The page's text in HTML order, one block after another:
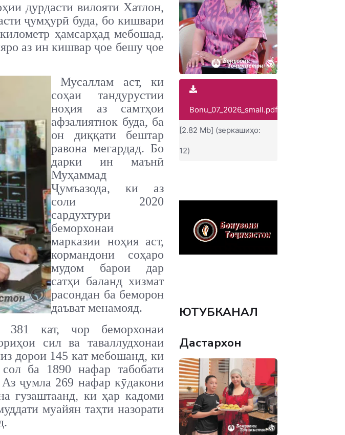
дурдасти вилояти Хатлон,
ҷумҳурӣ буда, бо кишвари
ҳамсарҳад мебошад.
аз ин кишвар ҷое бешу ҷое
Мусаллам аст, ки
соҳаи тандурустии
ноҳия аз самтҳои
афзалиятнок буда, ба
он диққати бештар
равона мегардад. Бо
дарки ин маънӣ
Муҳаммад
Ҷумъазода, ки аз
соли 2020
сардухтури
беморхонаи
марказии ноҳия аст,
кормандони соҳаро
мудом барои дар
сатҳи баланд хизмат
расондан ба беморон
даъват менамояд.
381 кат, чор беморхонаи
сил ва таваллудхонаи
дорои 145 кат мебошанд, ки
ба 1890 нафар табобати
Аз ҷумла 269 нафар кӯдакони
гузаштаанд, ки ҳар кадоми
муайян таҳти назорати
Bonu_07_2026_small.pdf
[2.82 Mb] (зеркашиҳо:
12)
ЮТУБКАНАЛ
Дастархон